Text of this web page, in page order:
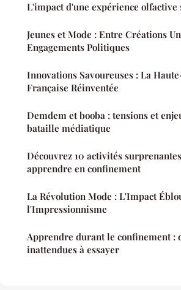
L'impact d'une expérience olfactive
Jeunes et Mode : Entre Créations
Engagements Politiques
Innovations Savoureuses : La
Française Réinventée
Demdem et booba : tensions et
bataille médiatique
Découvrez 10 activités
apprendre en confinement
La Révolution Mode : L'Impact
l'Impressionnisme
Apprendre durant le confinement :
inattendues à essayer